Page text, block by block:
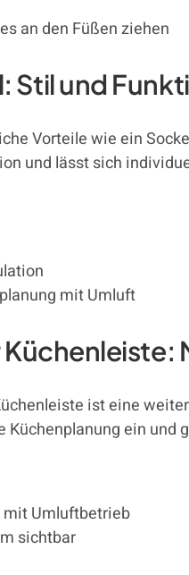
an den Füßen ziehen
Stil und
Vorteile wie ein
und lässt sich
mit Umluft
ist eine
Küchenplanung ein
mit Umluftbetrieb
sichtbar